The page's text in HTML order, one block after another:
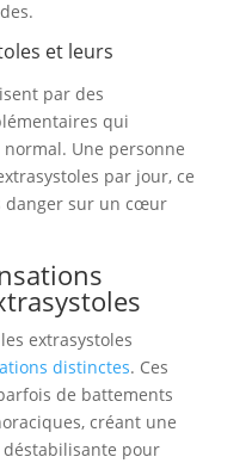
et leurs
par des
qui
Une personne
par jour, ce
danger sur un cœur
extrasystoles
distinctes. Ces
de battements
créant une
pour